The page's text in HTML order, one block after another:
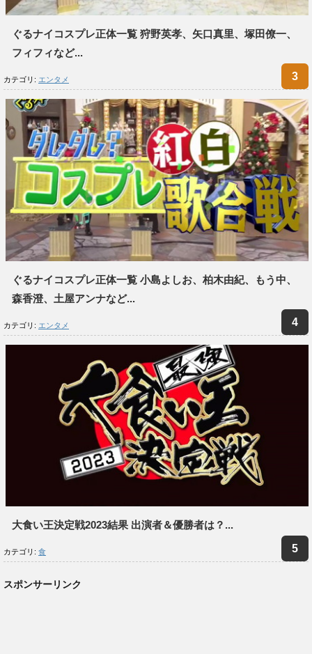
ぐるナイコスプレ正体一覧 狩野英孝、矢口真里、塚田僚一、
フィフィなど...
カテゴリ: エンタメ
ぐるナイコスプレ正体一覧 小島よしお、柏木由紀、もう中、
森香澄、土屋アンナなど...
カテゴリ: エンタメ
大食い王決定戦2023結果 出演者＆優勝者は？...
カテゴリ: 食
スポンサーリンク